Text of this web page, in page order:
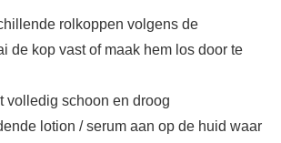
rolkoppen volgens de
de kop vast of maak hem los door te
volledig schoon en droog
lotion / serum aan op de huid waar